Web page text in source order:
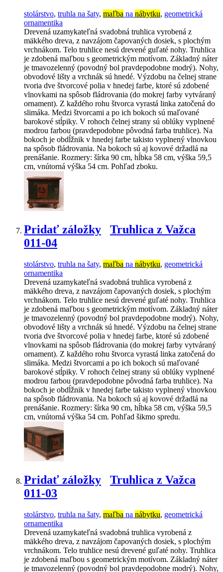
stolárstvo, truhla na šaty, maľba na nábytku, geometrická
ornamentika
Drevená uzamykateľná svadobná truhlica vyrobená z
mäkkého dreva, z navzájom čapovaných dosiek, s plochým
vrchnákom. Telo truhlice nesú drevené guľaté nohy. Truhlica
je zdobená maľbou s geometrickým motívom. Základný náter
je tmavozelenný (povodný bol pravdepodobne modrý). Nohy,
obvodové lišty a vrchnák sú hnedé. Výzdobu na čelnej strane
tvoria dve štvorcové polia v hnedej farbe, ktoré sú zdobené
vlnovkami na spôsob fládrovania (do mokrej farby vytváraný
ornament). Z každého rohu štvorca vyrastá linka zatočená do
slimáka. Medzi štvorcami a po ich bokoch sú maľované
barokové stĺpiky. V rohoch čelnej strany sú oblúky vyplnené
modrou farbou (pravdepodobne pôvodná farba truhlice). Na
bokoch je obdĺžnik v hnedej farbe takisto vyplnený vlnovkou
na spôsob fládrovania. Na bokoch sú aj kovové držadlá na
prenášanie. Rozmery: šírka 90 cm, hĺbka 58 cm, výška 59,5
cm, vnútorná výška 54 cm. Pohľad zboku.
Pridať záložky
Truhlica z Važca
011-04
stolárstvo, truhla na šaty, maľba na nábytku, geometrická
ornamentika
Drevená uzamykateľná svadobná truhlica vyrobená z
mäkkého dreva, z navzájom čapovaných dosiek, s plochým
vrchnákom. Telo truhlice nesú drevené guľaté nohy. Truhlica
je zdobená maľbou s geometrickým motívom. Základný náter
je tmavozelenný (povodný bol pravdepodobne modrý). Nohy,
obvodové lišty a vrchnák sú hnedé. Výzdobu na čelnej strane
tvoria dve štvorcové polia v hnedej farbe, ktoré sú zdobené
vlnovkami na spôsob fládrovania (do mokrej farby vytváraný
ornament). Z každého rohu štvorca vyrastá linka zatočená do
slimáka. Medzi štvorcami a po ich bokoch sú maľované
barokové stĺpiky. V rohoch čelnej strany sú oblúky vyplnené
modrou farbou (pravdepodobne pôvodná farba truhlice). Na
bokoch je obdĺžnik v hnedej farbe takisto vyplnený vlnovkou
na spôsob fládrovania. Na bokoch sú aj kovové držadlá na
prenášanie. Rozmery: šírka 90 cm, hĺbka 58 cm, výška 59,5
cm, vnútorná výška 54 cm. Pohľad šikmo spredu.
Pridať záložky
Truhlica z Važca
011-03
stolárstvo, truhla na šaty, maľba na nábytku, geometrická
ornamentika
Drevená uzamykateľná svadobná truhlica vyrobená z
mäkkého dreva, z navzájom čapovaných dosiek, s plochým
vrchnákom. Telo truhlice nesú drevené guľaté nohy. Truhlica
je zdobená maľbou s geometrickým motívom. Základný náter
je tmavozelenný (povodný bol pravdepodobne modrý). Nohy,